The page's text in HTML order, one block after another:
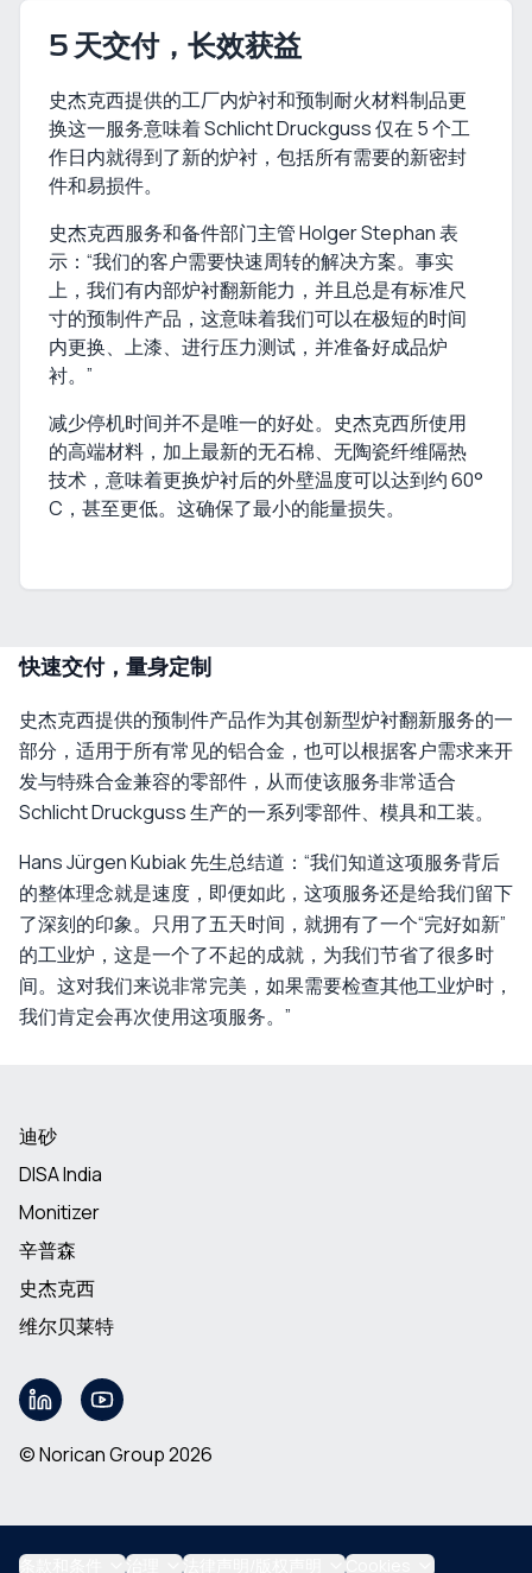
5 天交付，长效获益
史杰克西提供的工厂内炉衬和预制耐火材料制品更
换这一服务意味着 Schlicht Druckguss 仅在 5 个工
作日内就得到了新的炉衬，包括所有需要的新密封
件和易损件。
史杰克西服务和备件部门主管 Holger Stephan 表
示：“我们的客户需要快速周转的解决方案。事实
上，我们有内部炉衬翻新能力，并且总是有标准尺
寸的预制件产品，这意味着我们可以在极短的时间
内更换、上漆、进行压力测试，并准备好成品炉
衬。”
减少停机时间并不是唯一的好处。史杰克西所使用
的高端材料，加上最新的无石棉、无陶瓷纤维隔热
技术，意味着更换炉衬后的外壁温度可以达到约 60°
C，甚至更低。这确保了最小的能量损失。
快速交付，量身定制
史杰克西提供的预制件产品作为其创新型炉衬翻新服务的一
部分，适用于所有常见的铝合金，也可以根据客户需求来开
发与特殊合金兼容的零部件，从而使该服务非常适合
Schlicht Druckguss 生产的一系列零部件、模具和工装。
Hans Jürgen Kubiak 先生总结道：“我们知道这项服务背后
的整体理念就是速度，即便如此，这项服务还是给我们留下
了深刻的印象。只用了五天时间，就拥有了一个“完好如新”
的工业炉，这是一个了不起的成就，为我们节省了很多时
间。这对我们来说非常完美，如果需要检查其他工业炉时，
我们肯定会再次使用这项服务。”
迪砂
DISA India
Monitizer
辛普森
史杰克西
维尔贝莱特
© Norican Group 2026
条款和条件 治理 法律声明/版权声明 Cookies